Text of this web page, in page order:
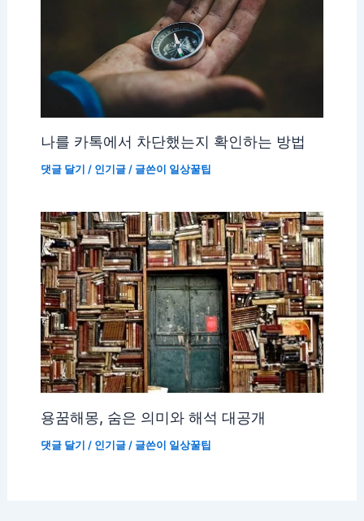
나를 카톡에서 차단했는지 확인하는 방법
댓글 달기 / 인기글/ 글쓴이 일상꿀팁
용꿈해몽, 숨은 의미와 해석 대공개
댓글 달기 / 인기글/ 글쓴이 일상꿀팁